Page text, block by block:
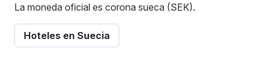
La moneda oficial es corona sueca (SEK).
Hoteles en Suecia